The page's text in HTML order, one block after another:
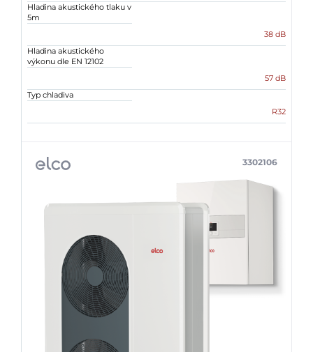
Hladina akustického tlaku v
5m
38 dB
Hladina akustického
výkonu dle EN 12102
57 dB
Typ chladiva
R32
3302106